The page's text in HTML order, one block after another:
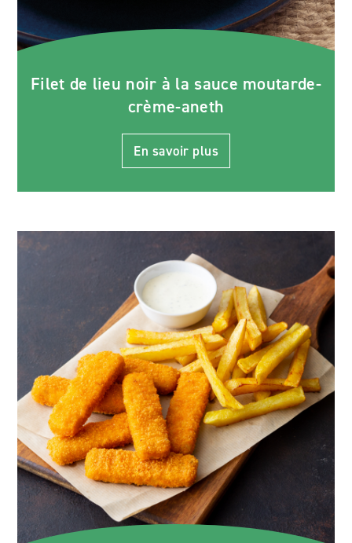
Filet de lieu noir à la sauce moutarde-
crème-aneth
En savoir plus